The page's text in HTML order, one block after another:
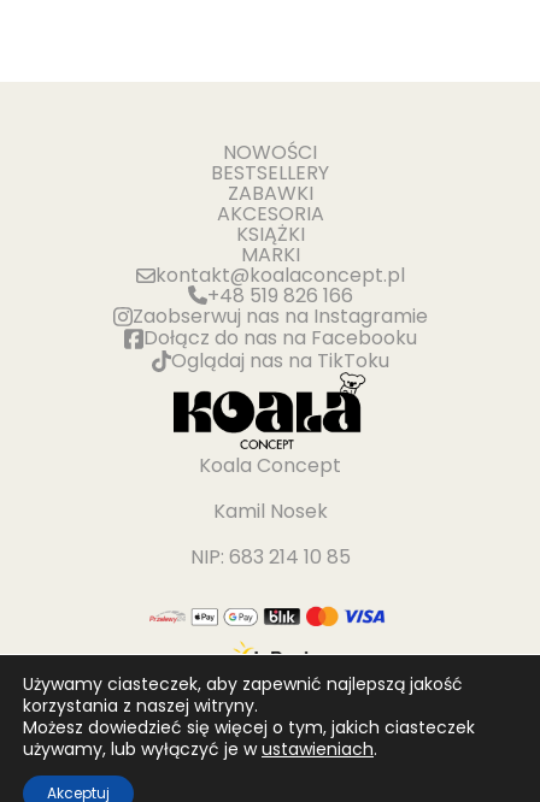
Używamy ciasteczek, aby zapewnić najlepszą jakość
korzystania z naszej witryny.
Możesz dowiedzieć się więcej o tym, jakich ciasteczek
używamy, lub wyłączyć je wustawieniach.
Akceptuj
Koala Concept
Kamil Nosek
NIP: 683 214 10 85
kontakt@koalaconcept.pl
+48 519 826 166
Zaobserwuj nas na Instagramie
Dołącz do nas na Facebooku
Oglądaj nas na TikToku
NOWOŚCI
BESTSELLERY
ZABAWKI
AKCESORIA
KSIĄŻKI
MARKI